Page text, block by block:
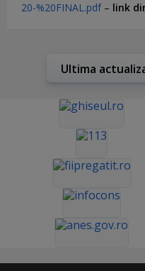
20-%20FINAL.pdf– link
Ultima